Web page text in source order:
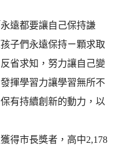
遠都要讓自己保持謙
子們永遠保持ㄧ顆求取
省求知，努力讓自己變
揮學習力讓學習無所不
有持續創新的動力，以
得市長獎者，高中2,178